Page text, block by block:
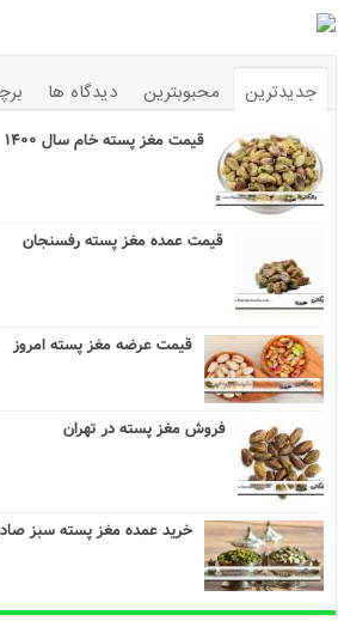
جدیدترین محبوبترین دیدگاه ها
قیمت مغز پسته خام سال ۱۴۰۰
قیمت عمده مغز پسته رفسنجان
قیمت عرضه مغز پسته امروز
فروش مغز پسته در تهران
خرید عمده مغز پسته سبز